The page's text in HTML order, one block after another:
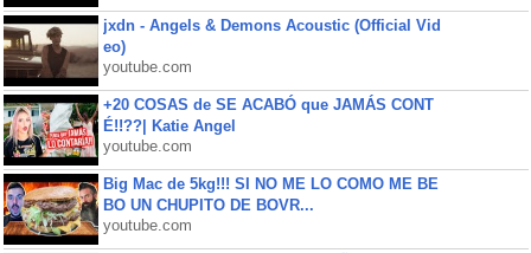
jxdn - Angels & Demons Acoustic (Official Vid
eo)
youtube.com
+20 COSAS de SE ACABÓ que JAMÁS CONT
É!!??| Katie Angel
youtube.com
Big Mac de 5kg!!! SI NO ME LO COMO ME BE
BO UN CHUPITO DE BOVR...
youtube.com